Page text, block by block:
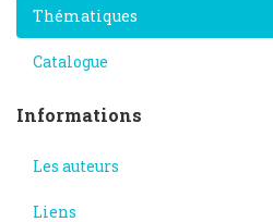
Thématiques
Catalogue
Informations
Les auteurs
Liens